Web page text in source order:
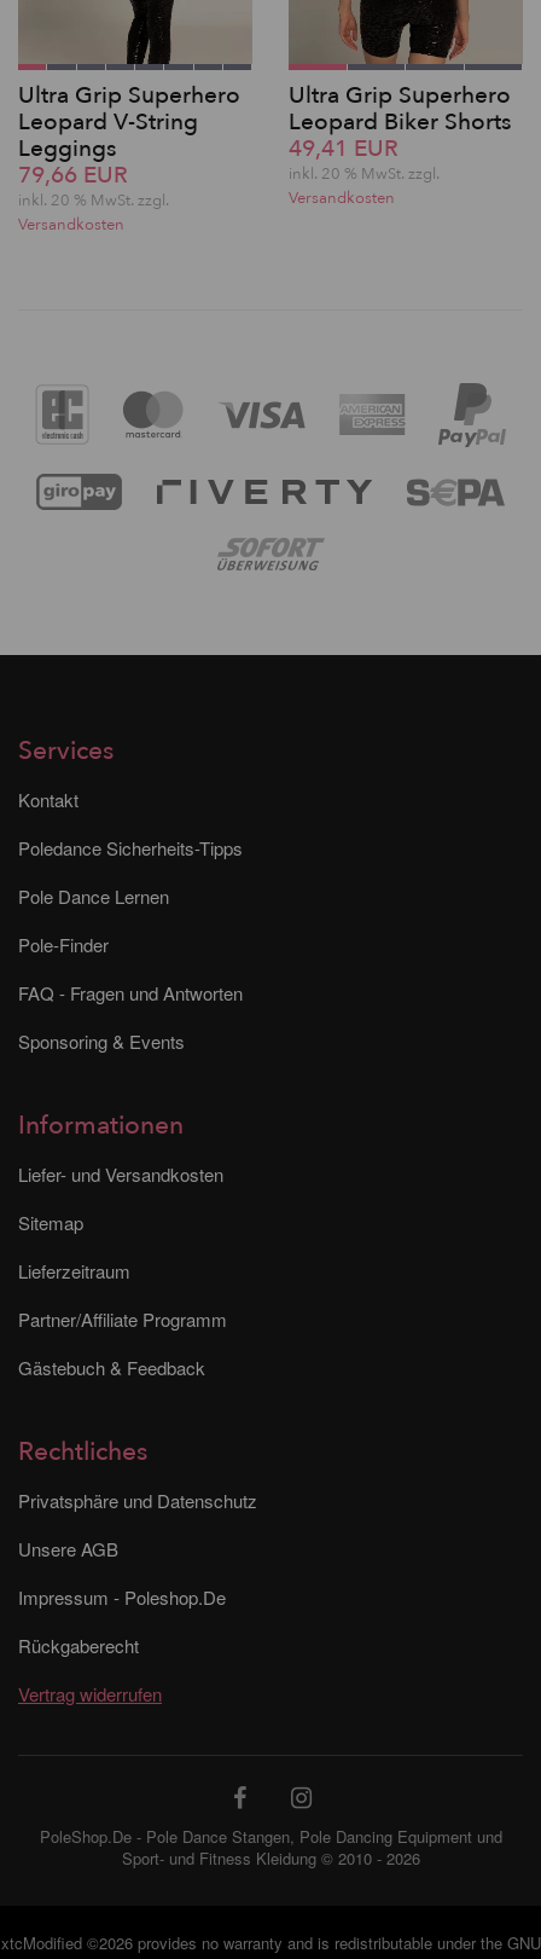
Ultra Grip Superhero
Leopard V-String
Leggings
79,66 EUR
inkl. 20 % MwSt. zzgl.
Versandkosten
Ultra Grip Superhero
Leopard Biker Shorts
49,41 EUR
inkl. 20 % MwSt. zzgl.
Versandkosten
Services
Kontakt
Poledance Sicherheits-Tipps
Pole Dance Lernen
Pole-Finder
FAQ - Fragen und Antworten
Sponsoring & Events
Informationen
Liefer- und Versandkosten
Sitemap
Lieferzeitraum
Partner/Affiliate Programm
Gästebuch & Feedback
Rechtliches
Privatsphäre und Datenschutz
Unsere AGB
Impressum - Poleshop.De
Rückgaberecht
Vertrag widerrufen
PoleShop.De - Pole Dance Stangen, Pole Dancing Equipment und
Sport- und Fitness Kleidung © 2010 - 2026
xtcModified©2026 provides no warranty and is redistributable under the GNU